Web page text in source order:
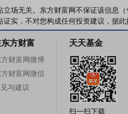
场无关。东方财富网不保证该信息
实，不对您构成任何投资建议，据此
方财富
方财富网微博
方财富网微信
与建议
天天基金
扫一扫下载